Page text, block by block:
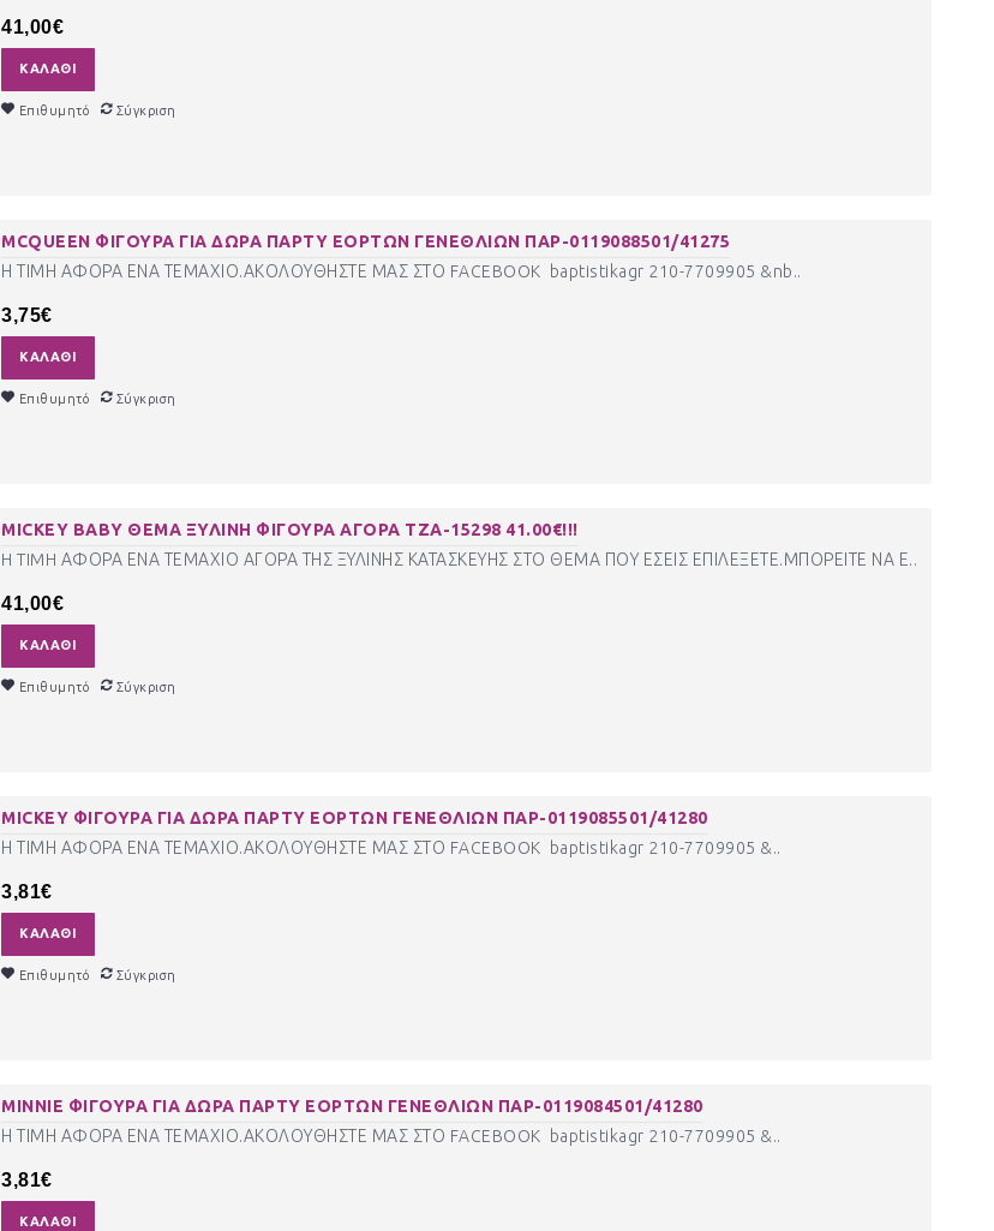
41,00€
ΚΑΛΆΘΙ
Επιθυμητό Σύγκριση
MCQUEEN ΦΙΓΟΥΡΑ ΓΙΑ ΔΩΡΑ ΠΑΡΤΥ ΕΟΡΤΩΝ ΓΕΝΕΘΛΙΩΝ ΠΑΡ-0119088501/41275
Η ΤΙΜΗ ΑΦΟΡΑ ΕΝΑ ΤΕΜΑΧΙΟ.ΑΚΟΛΟΥΘΗΣΤΕ ΜΑΣ ΣΤΟ FACEBOOK baptistikagr 210-7709905 &nb..
3,75€
ΚΑΛΆΘΙ
Επιθυμητό Σύγκριση
MICKEY BABY ΘΕΜΑ ΞΥΛΙΝΗ ΦΙΓΟΥΡΑ ΑΓΟΡΑ ΤΖΑ-15298 41.00€!!!
H TIMH ΑΦΟΡΑ ΕΝΑ ΤΕΜΑΧΙΟ ΑΓΟΡΑ ΤΗΣ ΞΥΛΙΝΗΣ ΚΑΤΑΣΚΕΥΗΣ ΣΤΟ ΘΕΜΑ ΠΟΥ ΕΣΕΙΣ ΕΠΙΛΕΞΕΤΕ.ΜΠΟΡΕΙΤΕ ΝΑ Ε..
41,00€
ΚΑΛΆΘΙ
Επιθυμητό Σύγκριση
MICKEY ΦΙΓΟΥΡΑ ΓΙΑ ΔΩΡΑ ΠΑΡΤΥ ΕΟΡΤΩΝ ΓΕΝΕΘΛΙΩΝ ΠΑΡ-0119085501/41280
Η ΤΙΜΗ ΑΦΟΡΑ ΕΝΑ ΤΕΜΑΧΙΟ.ΑΚΟΛΟΥΘΗΣΤΕ ΜΑΣ ΣΤΟ FACEBOOK baptistikagr 210-7709905 &..
3,81€
ΚΑΛΆΘΙ
Επιθυμητό Σύγκριση
MINNIE ΦΙΓΟΥΡΑ ΓΙΑ ΔΩΡΑ ΠΑΡΤΥ ΕΟΡΤΩΝ ΓΕΝΕΘΛΙΩΝ ΠΑΡ-0119084501/41280
Η ΤΙΜΗ ΑΦΟΡΑ ΕΝΑ ΤΕΜΑΧΙΟ.ΑΚΟΛΟΥΘΗΣΤΕ ΜΑΣ ΣΤΟ FACEBOOK baptistikagr 210-7709905 &..
3,81€
ΚΑΛΆΘΙ